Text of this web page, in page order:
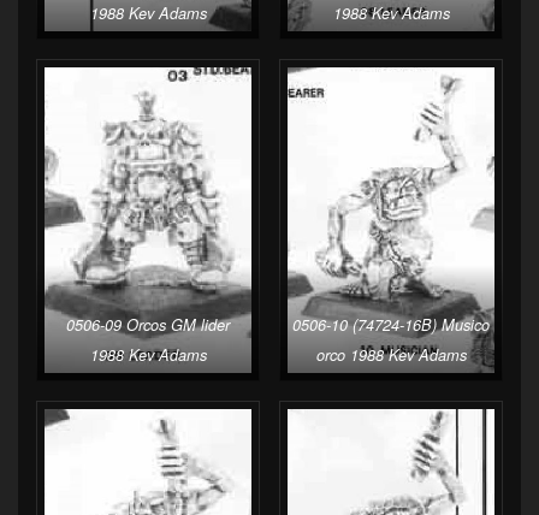
1988 Kev Adams
1988 Kev Adams
0506-09 Orcos GM lider
1988 Kev Adams
0506-10 (74724-16B) Musico
orco 1988 Kev Adams